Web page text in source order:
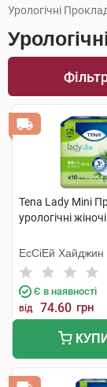
Урологічні
Tena Lady Mini
урологічні
ЕсСіЕй Хайджин
Хугезанд
Є в наявності
від 74.60 грн